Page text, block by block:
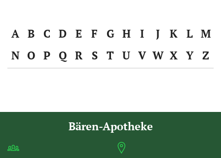
A B C D E F G H I J K L M
N O P Q R S T U V W X Y Z
Bären-Apotheke